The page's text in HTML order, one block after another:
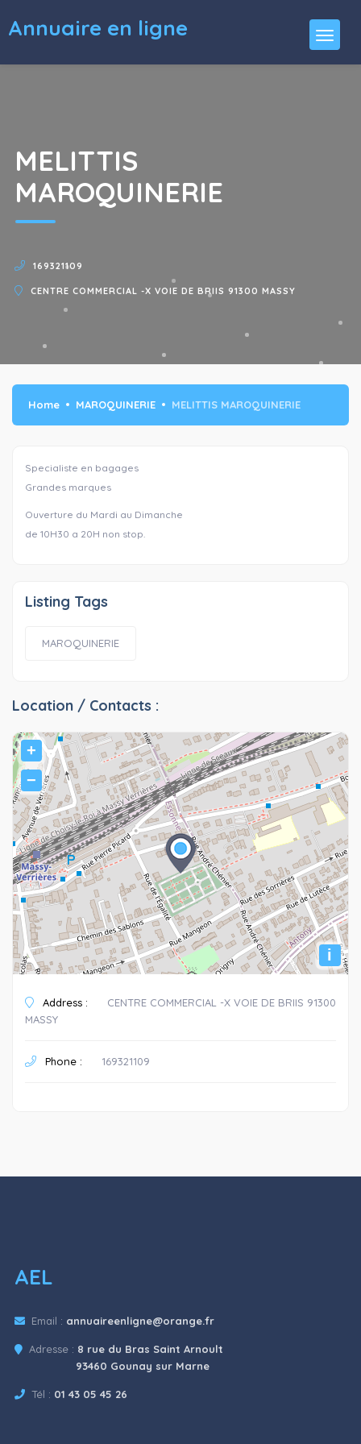
Annuaire en ligne
MELITTIS
MAROQUINERIE
169321109
CENTRE COMMERCIAL -X VOIE DE BRIIS 91300 MASSY
Home MAROQUINERIE MELITTIS MAROQUINERIE
Specialiste en bagages
Grandes marques
Ouverture du Mardi au Dimanche
de 10H30 a 20H non stop.
Listing Tags
MAROQUINERIE
Location / Contacts :
+
−
i
Address :
CENTRE COMMERCIAL -X VOIE DE BRIIS 91300
MASSY
Phone : 169321109
AEL
Email : annuaireenligne@orange.fr
Adresse : 8 rue du Bras Saint Arnoult
93460 Gounay sur Marne
Tél : 01 43 05 45 26